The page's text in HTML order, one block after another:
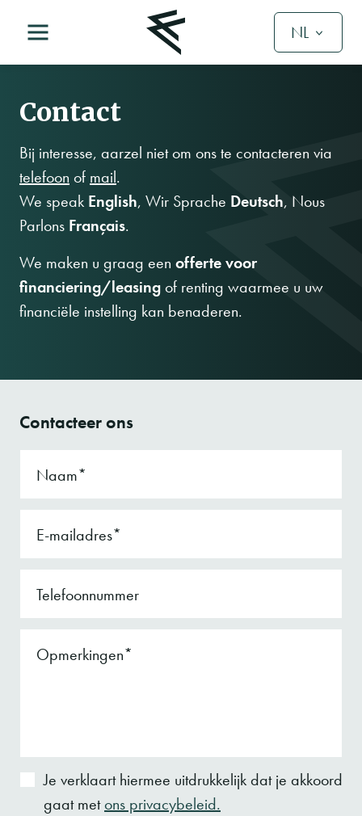
NL
Contact
Bij interesse, aarzel niet om ons te contacteren via
telefoon of mail.
We speak English, Wir Sprache Deutsch, Nous
Parlons Français.
We maken u graag een offerte voor
financiering/leasingof renting waarmee u uw
financiële instelling kan benaderen.
Contacteer ons
Naam
E-mailadres
Telefoonnummer
Opmerkingen
Je verklaart hiermee uitdrukkelijk dat je akkoord
gaat metons privacybeleid.